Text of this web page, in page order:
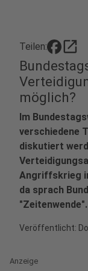
Teilen: open_in_new
möglich?
Im
verschiedene
diskutiert
Angriffskrieg
da sprach
Veröffentlicht:
Anzeige